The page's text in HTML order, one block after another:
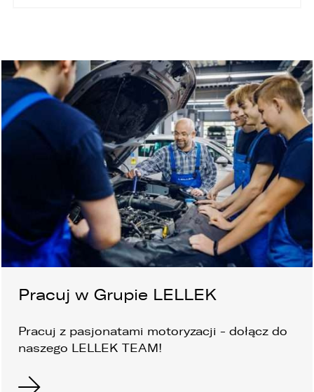
Pracuj w Grupie LELLEK
Pracuj z pasjonatami motoryzacji - dołącz do
naszego LELLEK TEAM!